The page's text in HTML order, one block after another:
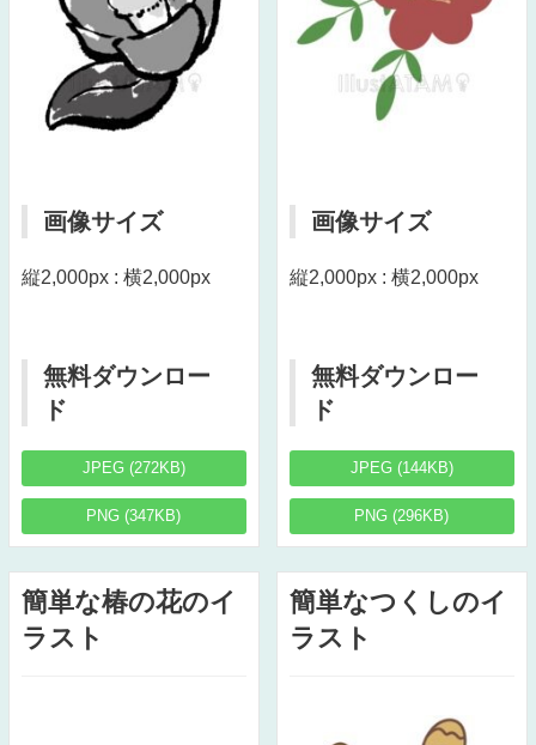
画像サイズ
縦2,000px : 横2,000px
無料ダウンロー
ド
JPEG (272KB)
PNG (347KB)
画像サイズ
縦2,000px : 横2,000px
無料ダウンロー
ド
JPEG (144KB)
PNG (296KB)
簡単な椿の花のイ
ラスト
簡単なつくしのイ
ラスト